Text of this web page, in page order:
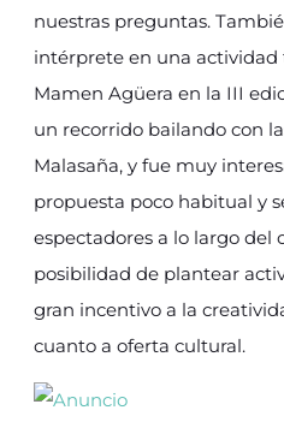
nuestras preguntas.
intérprete en una actividad
Mamen Agüera en la III
un recorrido bailando con
Malasaña, y fue muy
propuesta poco habitual y
espectadores a lo largo del
posibilidad de plantear
gran incentivo a la
cuanto a oferta cultural.